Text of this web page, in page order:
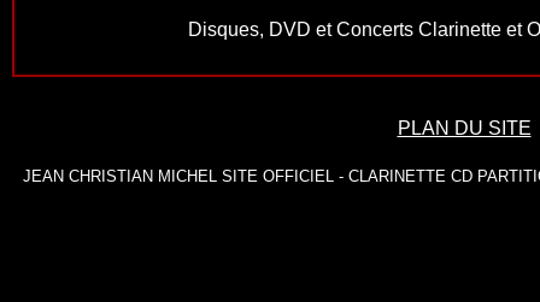
Disques, DVD et Concerts Clarinette et
PLAN DU SITE
JEAN CHRISTIAN MICHEL SITE OFFICIEL- CLARINETTE CD